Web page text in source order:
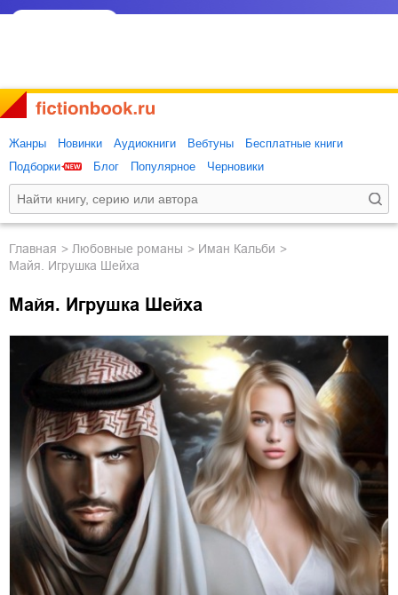
Жанры Новинки Аудиокниги Вебтуны
Бесплатные книги
Подборки
Блог Популярное Черновики
Главная любовные романы
Иман Кальби
Майя. Игрушка Шейха
Майя. Игрушка Шейха